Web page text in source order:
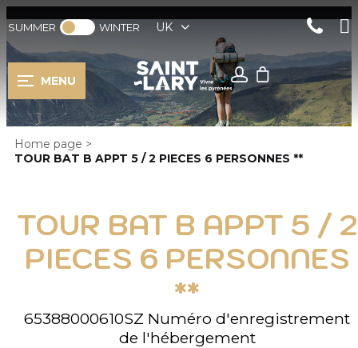
SUMMER WINTER UK
MENU
Home page >
TOUR BAT B APPT 5 / 2 PIECES 6 PERSONNES **
TOUR BAT B APPT 5 / 2
PIECES 6 PERSONNES
**
65388000610SZ Numéro d'enregistrement
de l'hébergement